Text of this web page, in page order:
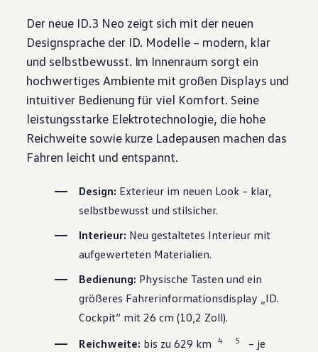
Der neue ID.3 Neo zeigt sich mit der neuen
Designsprache der ID. Modelle – modern, klar
und selbstbewusst. Im Innenraum sorgt ein
hochwertiges Ambiente mit großen Displays und
intuitiver Bedienung für viel Komfort. Seine
leistungsstarke Elektrotechnologie, die hohe
Reichweite sowie kurze Ladepausen machen das
Fahren leicht und entspannt.
Design: Exterieur im neuen Look – klar,
selbstbewusst und stilsicher.
Interieur: Neu gestaltetes Interieur mit
aufgewerteten Materialien.
Bedienung: Physische Tasten und ein
größeres Fahrerinformationsdisplay „ID.
Cockpit“ mit 26 cm (10,2 Zoll).
Reichweite: bis zu 629 km 4 5
– je